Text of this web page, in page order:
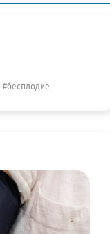
бесплодие